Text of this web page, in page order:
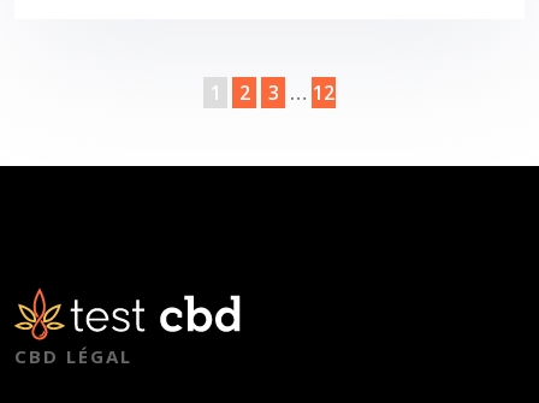
1 2 3 … 12
CBD LÉGAL